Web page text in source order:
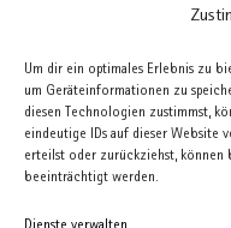
Um dir ein optimales Erlebnis zu
um Geräteinformationen zu
diesen Technologien zustimmst,
eindeutige IDs auf dieser Website
erteilst oder zurückziehst, können
beeinträchtigt werden.
Kapellenbau